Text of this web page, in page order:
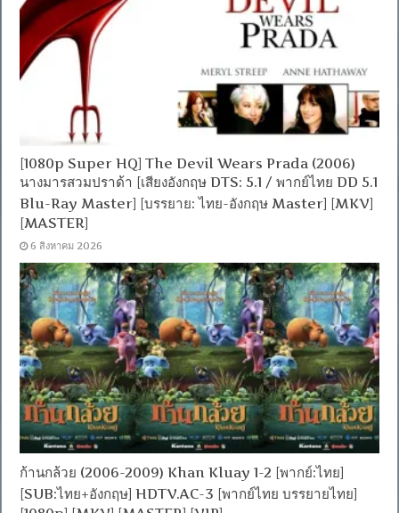
[1080p Super HQ] The Devil Wears Prada (2006)
นางมารสวมปราด้า [เสียงอังกฤษ DTS: 5.1 / พากย์ไทย DD 5.1
Blu-Ray Master] [บรรยาย: ไทย-อังกฤษ Master] [MKV]
[MASTER]
6 สิงหาคม 2026
ก้านกล้วย (2006-2009) Khan Kluay 1-2 [พากย์:ไทย]
[SUB:ไทย+อังกฤษ] HDTV.AC-3 [พากย์ไทย บรรยายไทย]